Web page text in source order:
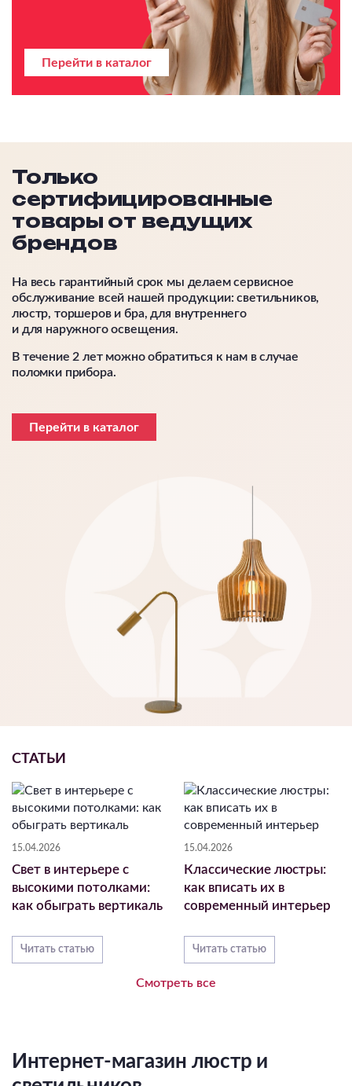
Перейти в каталог
Только
сертифицированные
товары от ведущих
брендов
На весь гарантийный срок мы делаем сервисное
обслуживание всей нашей продукции: светильников,
люстр, торшеров и бра, для внутреннего
и для наружного освещения.
В течение 2 лет можно обратиться к нам в случае
поломки прибора.
Перейти в каталог
СТАТЬИ
15.04.2026
Свет в интерьере с
высокими потолками:
как обыграть вертикаль
Читать статью
15.04.2026
Классические люстры:
как вписать их в
современный интерьер
Читать статью
Смотреть все
Интернет-магазин люстр и